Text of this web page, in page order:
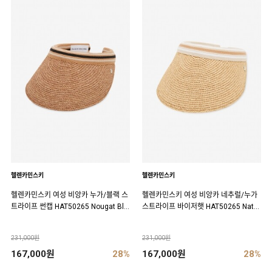
헬렌카민스키
헬렌카민스키 여성 비앙카 누가/블랙 스
트라이프 썬캡 HAT50265 Nougat Bla
231,000원
167,000원 28%
헬렌카민스키
헬렌카민스키 여성 비앙카 네추럴/누가
스트라이프 바이저햇 HAT50265 Natur
231,000원
167,000원 28%